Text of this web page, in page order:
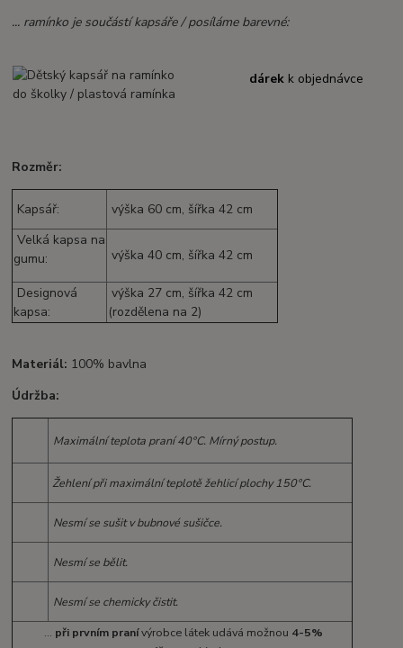
... ramínko je součástí kapsáře / posíláme barevné:
dárek k objednávce
Rozměr:
Kapsář:
výška 60 cm, šířka 42 cm
Velká kapsa na
gumu:
výška 40 cm, šířka 42 cm
Designová
kapsa:
výška 27 cm, šířka 42 cm
(rozdělena na 2)
Materiál: 100% bavlna
Údržba:
Maximální teplota praní 40°C. Mírný postup.
Žehlení při maximální teplotě žehlicí plochy 150°C.
Nesmí se sušit v bubnové sušičce.
Nesmí se bělit.
Nesmí se chemicky čistit.
... při prvním pranívýrobce látek udává možnou 4-5%